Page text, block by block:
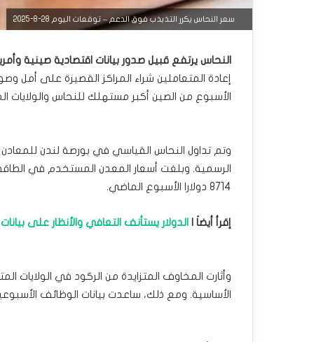
سعر النحاس يكرر التذبذب فوق الدعم – توقعات اليوم 28-8-2025
النحاس يرتفع قبيل صدور بيانات اقتصادية صينية
إعادة المتعاملين شراء المراكز القصيرة على أمل
الأسبوع من الصين أكبر مستهلك للنحاس والولايات
الرسمية. وبلغت أسعار المعدن المستخدم في
8714 دولارا الأسبوع الماضي.
إقرأ أيضاَ | الدولار يستأنف التعافي والأنظار على
وأثارت المخاوف المتزايدة من الركود في
الأساسية. ومع ذلك، ساعدت بيانات الوظائف